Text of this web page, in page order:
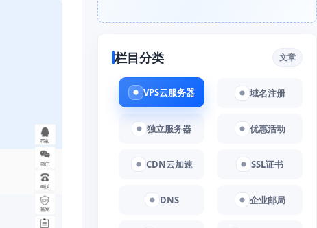
栏目分类 文章
VPS云服务器 域名注册
独立服务器 优惠活动
CDN云加速 SSL证书
DNS 企业邮局